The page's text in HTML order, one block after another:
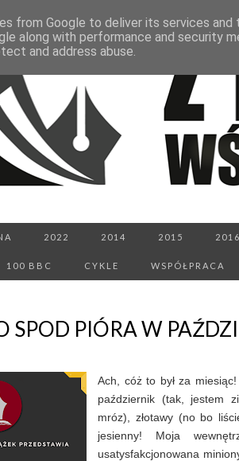
2022 2014 2015 2016
100 BBC CYKLE WSPÓŁPRACA
SPOD PIÓRA W
Ach, cóż to był za
październik (tak, jestem
mróz), złotawy (no bo
jesienny! Moja
usatysfakcjonowana
from Google to deliver its services
along with performance and security
and address abuse.